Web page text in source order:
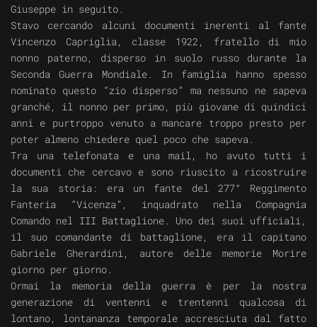
Giuseppe in seguito.
Stavo cercando alcuni documenti inerenti al fante
Vincenzo Capriglia, classe 1922, fratello di mio
nonno paterno, disperso in suolo russo durante la
Seconda Guerra Mondiale. In famiglia hanno spesso
nominato questo “zio disperso” ma nessuno ne sapeva
granché, il nonno per primo, più giovane di quindici
anni e purtroppo venuto a mancare troppo presto per
poter almeno chiedere quel poco che sapeva.
Tra una telefonata e una mail, ho avuto tutti i
documenti che cercavo e sono riuscito a ricostruire
la sua storia: era un fante del 277° Reggimento
Fanteria “Vicenza”, inquadrato nella Compagnia
Comando nel III Battaglione. Uno dei suoi ufficiali,
il suo comandante di battaglione, era il capitano
Gabriele Gherardini, autore delle memorie Morire
giorno per giorno.
Ormai la memoria della guerra è per la nostra
generazione di ventenni e trentenni qualcosa di
lontano, lontananza temporale accresciuta dal fatto